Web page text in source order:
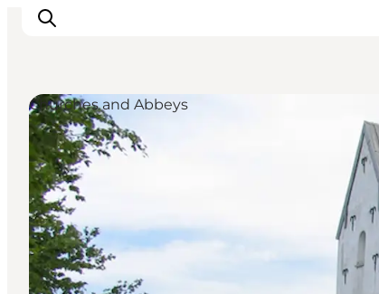
Ispirazioni
Dove andare
Cosa fare
Dove dormire
Pianifica il viaggio
Churches and Abbeys